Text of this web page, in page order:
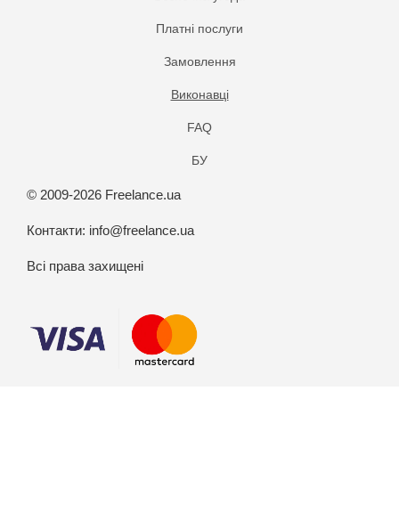
Платнi послуги
Замовлення
Виконавці
FAQ
БУ
© 2009-2026 Freelance.ua
Контакти: info@freelance.ua
Всі права захищені